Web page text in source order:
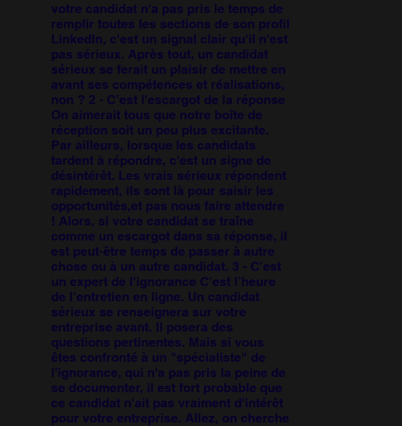
votre candidat n'a pas pris le temps de
remplir toutes les sections de son profil
LinkedIn, c'est un signal clair qu'il n'est
pas sérieux. Après tout, un candidat
sérieux se ferait un plaisir de mettre en
avant ses compétences et réalisations,
non ? 2 - C’est l'escargot de la réponse
On aimerait tous que notre boîte de
réception soit un peu plus excitante.
Par ailleurs, lorsque les candidats
tardent à répondre, c'est un signe de
désintérêt. Les vrais sérieux répondent
rapidement, ils sont là pour saisir les
opportunités,et pas nous faire attendre
! Alors, si votre candidat se traîne
comme un escargot dans sa réponse, il
est peut-être temps de passer à autre
chose ou à un autre candidat. 3 - C’est
un expert de l'ignorance C’est l’heure
de l’entretien en ligne. Un candidat
sérieux se renseignera sur votre
entreprise avant. Il posera des
questions pertinentes. Mais si vous
êtes confronté à un "spécialiste" de
l'ignorance, qui n'a pas pris la peine de
se documenter, il est fort probable que
ce candidat n'ait pas vraiment d'intérêt
pour votre entreprise. Allez, on cherche